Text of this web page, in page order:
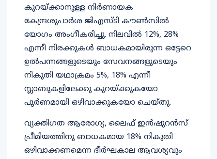
കുറയ്ക്കാനുള്ള നിർണായക
കേന്ദ്രശുപാർശ ജിഎസ്ടി കൗൺസിൽ
യോഗം അംഗീകരിച്ചു. നിലവിൽ 12%, 28%
എന്നീ നിരക്കുകൾ ബാധകമായിരുന്ന ഒട്ടേറെ
ഉൽപന്നങ്ങളുടെയും സേവനങ്ങളുടെയും
നികുതി യഥാക്രമം 5%, 18% എന്നീ
സ്ലാബുകളിലേക്കു കുറയ്ക്കുകയോ
പൂർണമായി ഒഴിവാക്കുകയോ ചെയ്തു.
വ്യക്തിഗത ആരോഗ്യ, ലൈഫ് ഇൻഷുറൻസ്
പ്രീമിയത്തിനു ബാധകമായ 18% നികുതി
ഒഴിവാക്കണമെന്ന ദീർഘകാല ആവശ്യവും